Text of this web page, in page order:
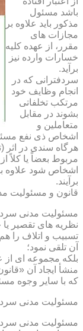
باشد مسئول
مذکور باید علاوه بر
مجازات های
مقرر، از عهده کلیه
خسارات وارده نیز
برآید.
سردفترانی که در
انجام وظایف خود
مرتکب تخلفاتی
بشوند در مقابل
متعاملین و
اشخاص ذی نفع
هرگاه سندی در اثر
مربوط بعضاً یا کلاً
اشخاص شود علاوه
برآیند.
قانون و مسئولیت
مسئولیت مدنی
نظریه های تقصیر
تسبیب و اتلاف را
آن تلقی نمود؛
بلکه مجموعه ای از
منشأ ایجاد آن
که با سایر وجوه
مسئولیت مدنی
مسئولیت مدنی